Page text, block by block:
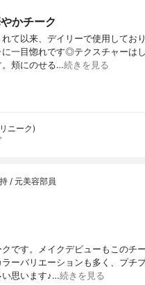
かチーク
て以来、デイリーで使用してお
に一目惚れです◎テクスチャーは
。頬にのせる…続きを見る
ニーク)
/ 元美容部員
です。メイクデビューもこのチ
ーバリエーションも多く、プチ
い思います♪…続きを見る